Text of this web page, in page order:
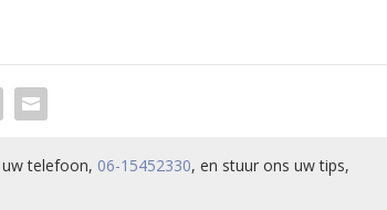
uw telefoon, 06-15452330, en stuur ons uw tips,